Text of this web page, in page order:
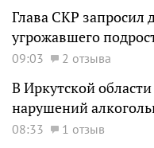
Глава СКР запросил
угрожавшего
09:03 2 отзыва
В Иркутской
нарушений
08:33 1 отзыв